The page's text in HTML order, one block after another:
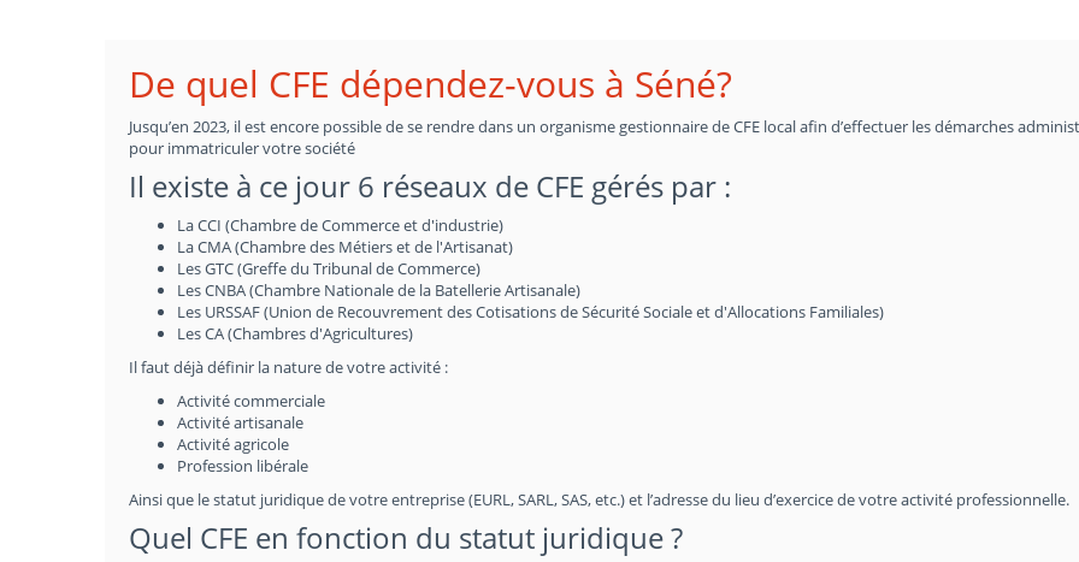
De quel CFE dépendez-vous à Séné?
Jusqu’en 2023, il est encore possible de se rendre dans un organisme gestionnaire de CFE local afin d’effectuer les démarches
pour immatriculer votre société
Il existe à ce jour 6 réseaux de CFE gérés par :
La CCI (Chambre de Commerce et d'industrie)
La CMA (Chambre des Métiers et de l'Artisanat)
Les GTC (Greffe du Tribunal de Commerce)
Les CNBA (Chambre Nationale de la Batellerie Artisanale)
Les URSSAF (Union de Recouvrement des Cotisations de Sécurité Sociale et d'Allocations Familiales)
Les CA (Chambres d'Agricultures)
Il faut déjà définir la nature de votre activité :
Activité commerciale
Activité artisanale
Activité agricole
Profession libérale
Ainsi que le statut juridique de votre entreprise (EURL, SARL, SAS, etc.) et l’adresse du lieu d’exercice de votre activité professionnelle.
Quel CFE en fonction du statut juridique ?